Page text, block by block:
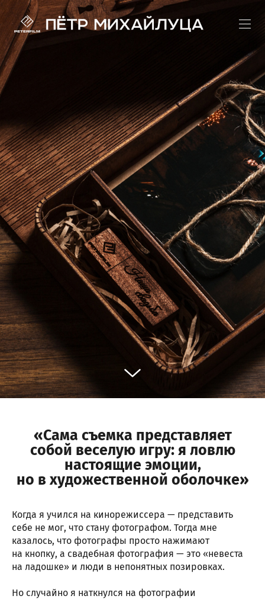
«Сама съемка представляет
собой веселую игру: я ловлю
настоящие эмоции,
но в художественной оболочке»
Когда я учился на кинорежиссера — представить
себе не мог, что стану фотографом. Тогда мне
казалось, что фотографы просто нажимают
на кнопку, а свадебная фотография — это «невеста
на ладошке» и люди в непонятных позировках.
Но случайно я наткнулся на фотографии